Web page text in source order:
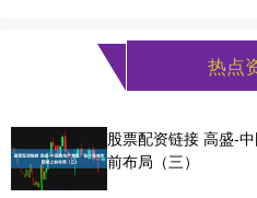
热点
股票配资链接 高盛-
前布局（三）